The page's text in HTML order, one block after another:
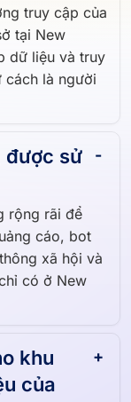
truy cập của
tại New
liệu và truy
là người
sử
rộng rãi để
cáo, bot
xã hội và
có ở New
khu